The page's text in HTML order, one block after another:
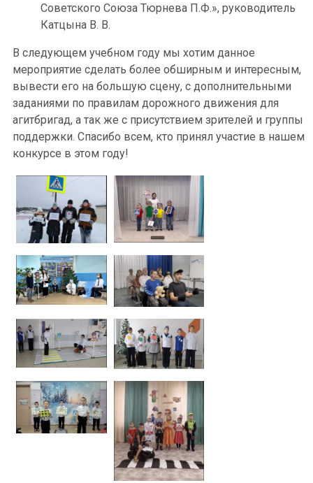
Советского Союза Тюрнева П.Ф.», руководитель
Катцына В. В.
В следующем учебном году мы хотим данное
мероприятие сделать более обширным и интересным,
вывести его на большую сцену, с дополнительными
заданиями по правилам дорожного движения для
агитбригад, а так же с присутствием зрителей и группы
поддержки. Спасибо всем, кто принял участие в нашем
конкурсе в этом году!